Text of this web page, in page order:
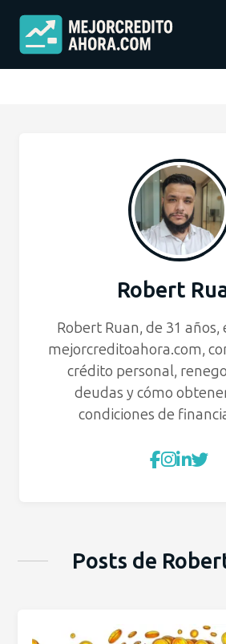
Robert
Robert Ruan, de 31 años,
mejorcreditoahora.com,
crédito personal,
deudas y cómo
condiciones de
Posts de